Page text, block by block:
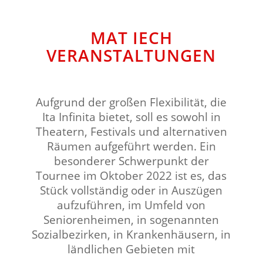
MAT IECH
VERANSTALTUNGEN
Aufgrund der großen Flexibilität, die
Ita Infinita bietet, soll es sowohl in
Theatern, Festivals und alternativen
Räumen aufgeführt werden. Ein
besonderer Schwerpunkt der
Tournee im Oktober 2022 ist es, das
Stück vollständig oder in Auszügen
aufzuführen, im Umfeld von
Seniorenheimen, in sogenannten
Sozialbezirken, in Krankenhäusern, in
ländlichen Gebieten mit